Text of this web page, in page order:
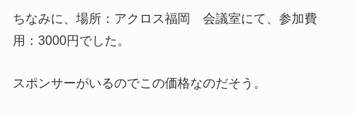
ちなみに、場所：アクロス福岡 会議室にて、参加費
用：3000円でした。
スポンサーがいるのでこの価格なのだそう。